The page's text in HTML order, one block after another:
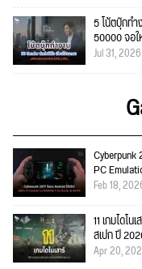
5 โน้ตบุ๊กท
50000 จอ
Jul 31, 2026
Cyberpunk
PC
Feb 18,
11 เกมไดโ
สเปก ปี
Apr 20,